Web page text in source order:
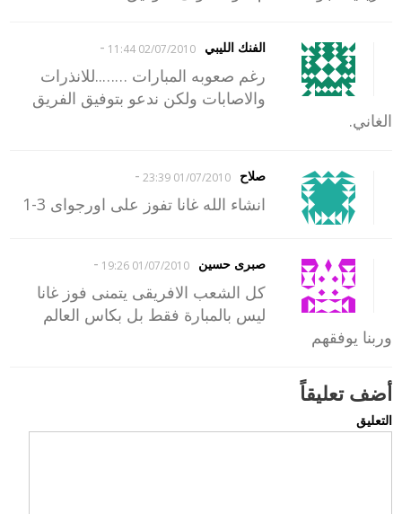
الفنك الليبي 02/07/2010 11:44
-
رغم صعوبه المبارات ……..للانذرات
والاصابات ولكن ندعو بتوفيق الفريق
الغاني.
صلاح 01/07/2010 23:39
-
انشاء الله غانا تفوز على اورجواى 3-1
صبرى حسين 01/07/2010 19:26
-
كل الشعب الافريقى يتمنى فوز غانا
ليس بالمبارة فقط بل بكاس العالم
وربنا يوفقهم
أضف تعليقاً
التعليق